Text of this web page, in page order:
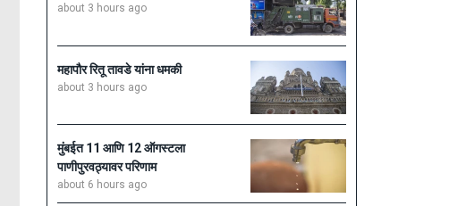
about 3 hours ago
महापौर रितू तावडे यांना धमकी
about 3 hours ago
मुंबईत 11 आणि 12 ऑगस्टला
पाणीपुरवठ्यावर परिणाम
about 6 hours ago